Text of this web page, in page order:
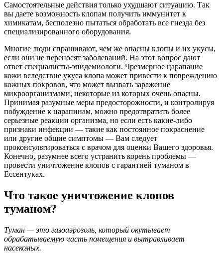
Самостоятельные действия только ухудшают ситуацию. Так
вы даете возможность клопам получить иммунитет к
химикатам, бесполезно пытаться обработать все гнезда без
специализированного оборудования.
Многие люди спрашивают, чем же опасны клопы и их укусы,
если они не переносят заболеваний. На этот вопрос дают
ответ специалисты-эпидемиологи. Чрезмерное царапание
кожи вследствие укуса клопа может привести к повреждению
кожных покровов, что может вызвать заражение
микроорганизмами, некоторые из которых очень опасны.
Принимая разумные меры предосторожности, и контролируя
побуждение к царапинам, можно предотвратить более
серьезные реакции организма, но если есть какие-либо
признаки инфекции — такие как постоянное покраснение
или другие общие симптомы — Вам следует
проконсультироваться с врачом для оценки Вашего здоровья.
Конечно, разумнее всего устранить корень проблемы —
провести уничтожение клопов с гарантией туманом в
Ессентуках.
Что такое уничтожение клопов
туманом?
Туман — это газоаэрозоль, который окутывает
обрабатываемую часть помещения и вытравливает
насекомых.